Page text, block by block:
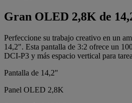
Gran OLED 2,8K de
Perfeccione su trabajo creativo en un
14,2". Esta pantalla de 3:2 ofrece un
DCI-P3 y más espacio vertical para
Pantalla de 14,2"
Panel OLED 2,8K